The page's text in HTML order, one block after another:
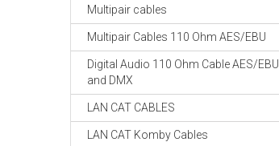
Multipair cables
Multipair Cables 110 Ohm AES/EBU
Digital Audio 110 Ohm Cable AES/EBU
and DMX
LAN CAT CABLES
LAN CAT Komby Cables